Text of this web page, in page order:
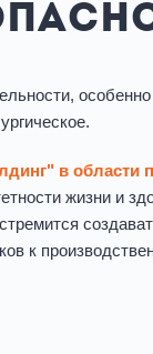
особенно
в области
жизни и
к